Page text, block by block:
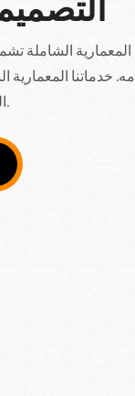
المعمارية الشاملة
خدماتنا المعمارية
المفاهيمي والتخطيطي.